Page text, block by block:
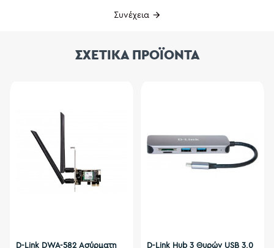
Συνέχεια
ΣΧΕΤΙΚΑ ΠΡΟΪΟΝΤΑ
D-Link DWA-582 Ασύρματη
D-Link Hub 3 Θυρών USB 3.0